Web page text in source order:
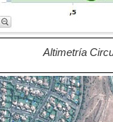
Altimetría